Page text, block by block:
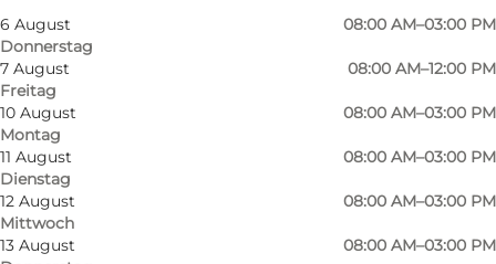
6 August
Donnerstag
08:00 AM–03:00 PM
7 August
Freitag
08:00 AM–12:00 PM
10 August
Montag
08:00 AM–03:00 PM
11 August
Dienstag
08:00 AM–03:00 PM
12 August
Mittwoch
08:00 AM–03:00 PM
13 August
08:00 AM–03:00 PM